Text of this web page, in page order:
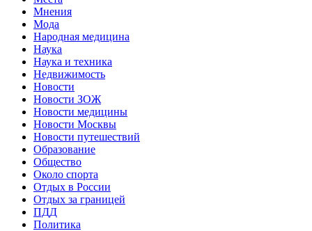
Мнения
Мода
Народная медицина
Наука
Наука и техника
Недвижимость
Новости
Новости ЗОЖ
Новости медицины
Новости Москвы
Новости путешествий
Образование
Общество
Около спорта
Отдых в России
Отдых за границей
ПДД
Политика